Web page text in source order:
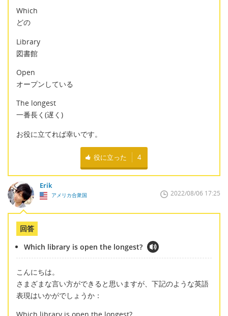
Which
どの
Library
図書館
Open
オープンしている
The longest
一番長く(遅く)
お役に立てれば幸いです。
役に立った 4
Erik
アメリカ合衆国 2022/08/06 17:25
回答
Which library is open the longest?
こんにちは。
さまざまな言い方ができると思いますが、下記のような英語
表現はいかがでしょうか：